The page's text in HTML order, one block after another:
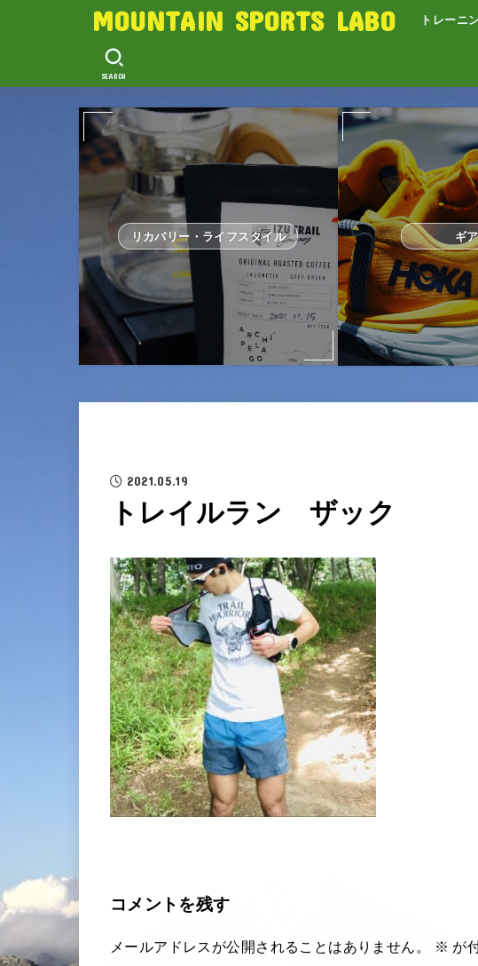
MOUNTAIN SPORTS LABO トレーニ
SEARCH
リカバリー・ライフスタイル ギア
2021.05.19
トレイルラン ザック
コメントを残す
メールアドレスが公開されることはありません。 ※ が